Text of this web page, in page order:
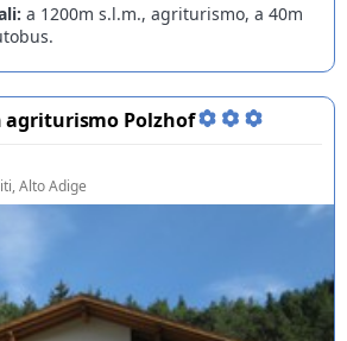
a 1200m s.l.m., agriturismo, a 40m
Polzhof
Alto Adige